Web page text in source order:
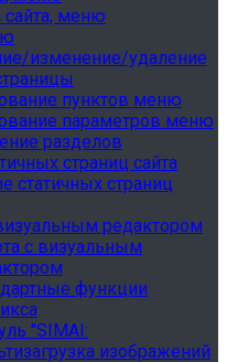
сайта, меню
изменение/удаление
пунктов меню
параметров меню
разделов
страниц сайта
статичных страниц
редактором
с визуальным
функции
"SIMAI:
изображений